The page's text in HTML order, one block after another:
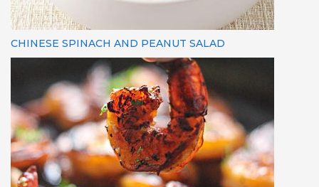
CHINESE SPINACH AND PEANUT SALAD